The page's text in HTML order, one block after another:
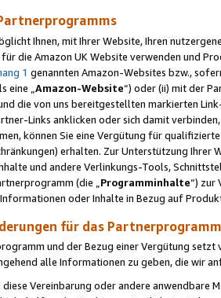
Ihnen, mit Ihrer Website, Ihren
die Amazon UK Website verwenden und
1 genannten Amazon-Websites bzw.,
„ Amazon-Website“) oder (ii) mit der
die von uns bereitgestellten markierten
Links anklicken oder sich damit
können Sie eine Vergütung für
erhalten. Zur Unterstützung Ihrer
und andere Verlinkungs-Tools,
(die „ Programminhalte“) zur
oder Inhalte in Bezug auf
für das Partnerprogramm
und der Bezug einer Vergütung setzt
alle Informationen zu geben, die wir
diese Vereinbarung oder andere